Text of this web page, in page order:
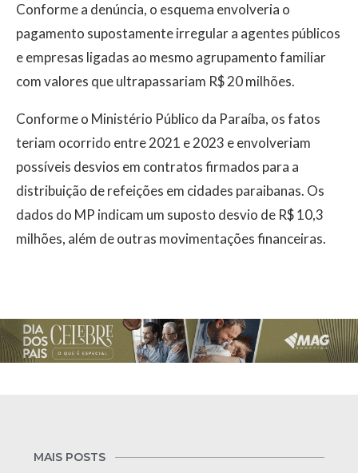
Conforme a denúncia, o esquema envolveria o
pagamento supostamente irregular a agentes públicos
e empresas ligadas ao mesmo agrupamento familiar
com valores que ultrapassariam R$ 20 milhões.
Conforme o Ministério Público da Paraíba, os fatos
teriam ocorrido entre 2021 e 2023 e envolveriam
possíveis desvios em contratos firmados para a
distribuição de refeições em cidades paraibanas. Os
dados do MP indicam um suposto desvio de R$ 10,3
milhões, além de outras movimentações financeiras.
MAIS POSTS